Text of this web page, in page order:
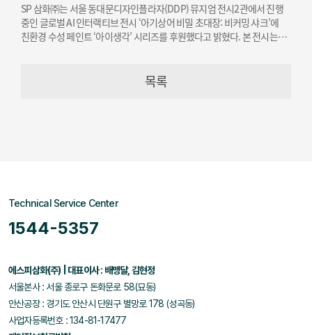
SP 삼화㈜는 서울 동대문디자인플라자(DDP) 뮤지엄 전시2관에서 진행
중인 글로벌 AI 인터랙티브 전시 ‘아기상어 비밀 초대장: 비커밍 샤크’에
친환경 수성 페인트 ‘아이생각’ 시리즈를 후원했다고 밝혔다. 본 전시는
목록
Technical Service Center
1544-5357
에스피삼화(주) | 대표이사 : 배맹달, 김현정
서울본사 : 서울 종로구 돈화문로 58(묘동)
안산공장 : 경기도 안산시 단원구 별망로 178 (성곡동)
사업자등록번호 : 134-81-17477